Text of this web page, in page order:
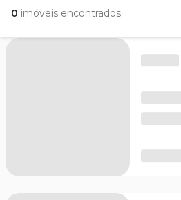
0 imóveis encontrados